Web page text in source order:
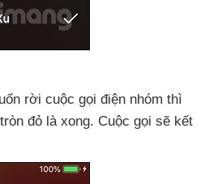
rời cuộc gọi điện nhóm thì
đỏ là xong. Cuộc gọi sẽ kết